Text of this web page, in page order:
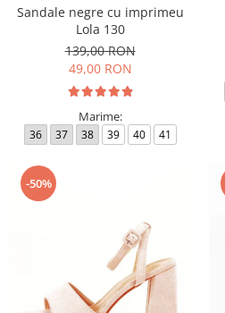
Sandale negre cu imprimeu
Lola 130
139,00 RON
49,00 RON
Marime:
36 37 38 39 40 41
-50%